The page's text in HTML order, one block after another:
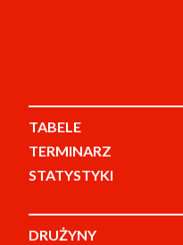
TABELE
TERMINARZ
STATYSTYKI
DRUŻYNY